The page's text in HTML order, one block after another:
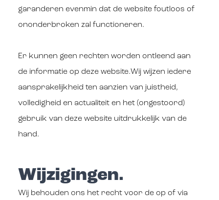
garanderen evenmin dat de website foutloos of
ononderbroken zal functioneren.
Er kunnen geen rechten worden ontleend aan
de informatie op deze website.Wij wijzen iedere
aansprakelijkheid ten aanzien van juistheid,
volledigheid en actualiteit en het (ongestoord)
gebruik van deze website uitdrukkelijk van de
hand.
Wijzigingen.
Wij behouden ons het recht voor de op of via